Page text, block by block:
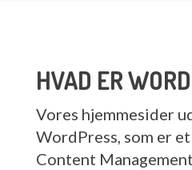
HVAD ER
Vores hjemmesider
WordPress, som er
Content